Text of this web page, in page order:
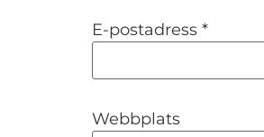
E-postadress *
Webbplats